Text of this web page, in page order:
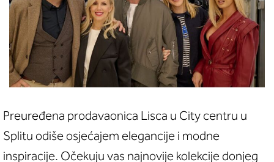
Preuređena prodavaonica Lisca u City centru u
Splitu odiše osjećajem elegancije i modne
inspiracije. Očekuju vas najnovije kolekcije donjeg